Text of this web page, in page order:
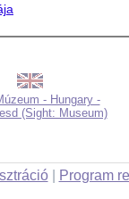
- Hungary -
(Sight: Museum)
| Program